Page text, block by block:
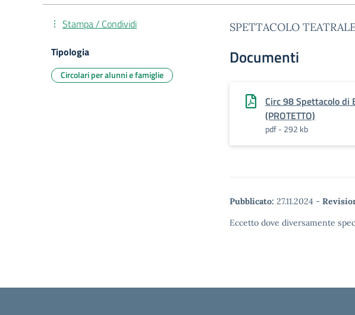
SPETTACOLO
Documenti
Circ 98 Spettacolo
(PROTETTO)
pdf - 292 kb
Pubblicato: 27.11.2024 -
Eccetto dove diversamente
Stampa / Condividi
Tipologia
Circolari per alunni e famiglie